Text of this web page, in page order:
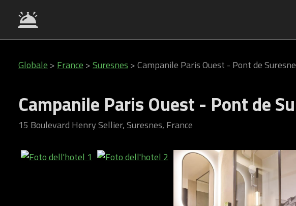
Globale > France >Suresnes >Campanile Paris Ouest - Pont de
Campanile Paris Ouest - Pont de
15 Boulevard Henry Sellier, Suresnes, France